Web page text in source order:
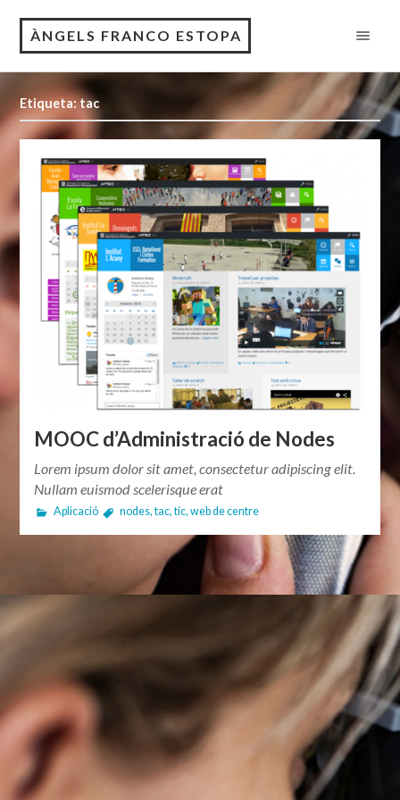
ÀNGELS FRANCO ESTOPA
Etiqueta: tac
MOOC d’Administració de Nodes
Lorem ipsum dolor sit amet, consectetur adipiscing elit.
Nullam euismod scelerisque erat
Aplicació nodes,tac,tic, web de centre